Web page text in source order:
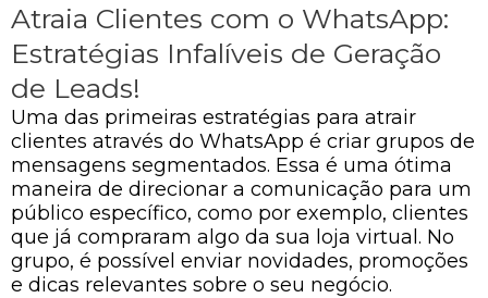
Atraia Clientes com o WhatsApp:
Estratégias Infalíveis de Geração
de Leads!
Uma das primeiras estratégias para atrair
clientes através do WhatsApp é criar grupos de
mensagens segmentados. Essa é uma ótima
maneira de direcionar a comunicação para um
público específico, como por exemplo, clientes
que já compraram algo da sua loja virtual. No
grupo, é possível enviar novidades, promoções
e dicas relevantes sobre o seu negócio.